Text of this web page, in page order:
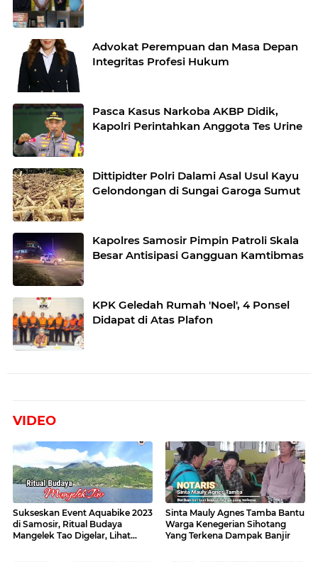
Advokat Perempuan dan Masa Depan
Integritas Profesi Hukum
Pasca Kasus Narkoba AKBP Didik,
Kapolri Perintahkan Anggota Tes Urine
Dittipidter Polri Dalami Asal Usul Kayu
Gelondongan di Sungai Garoga Sumut
Kapolres Samosir Pimpin Patroli Skala
Besar Antisipasi Gangguan Kamtibmas
KPK Geledah Rumah 'Noel', 4 Ponsel
Didapat di Atas Plafon
VIDEO
Sukseskan Event Aquabike 2023
di Samosir, Ritual Budaya
Mangelek Tao Digelar, Lihat
Sinta Mauly Agnes Tamba Bantu
Warga Kenegerian Sihotang
Yang Terkena Dampak Banjir